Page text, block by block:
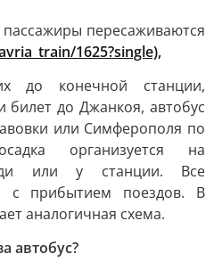
пересаживаются
1625?single),
до конечной станции,
билет до Джанкоя, автобус
или Симферополя по
организуется на
или у станции. Все
с прибытием поездов. В
аналогичная схема.
автобус?